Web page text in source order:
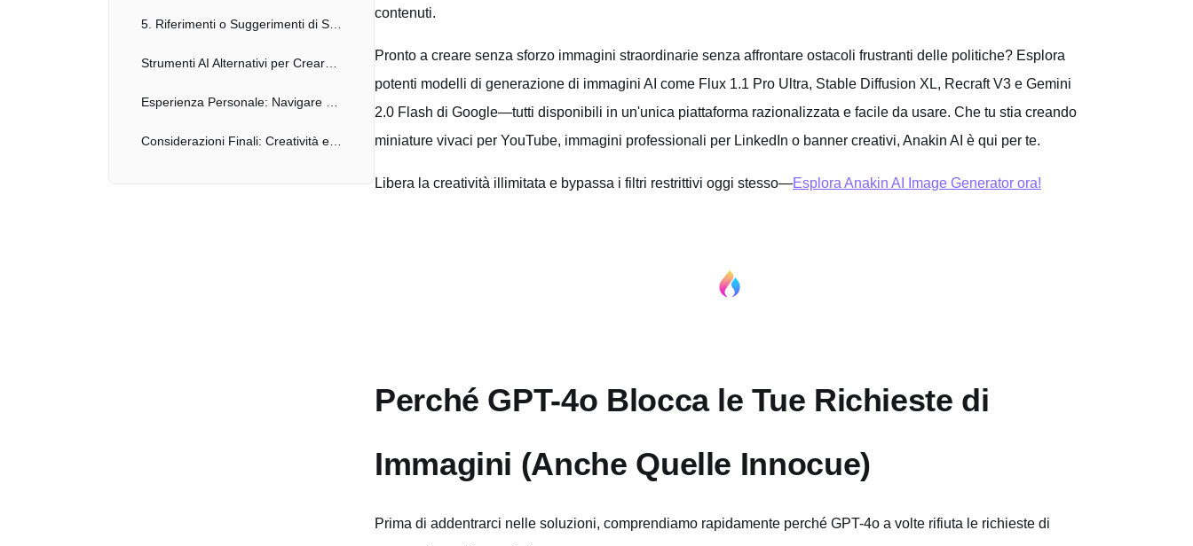
contenuti.
Pronto a creare senza sforzo immagini straordinarie senza affrontare ostacoli frustranti delle politiche? Esplora
potenti modelli di generazione di immagini AI come Flux 1.1 Pro Ultra, Stable Diffusion XL, Recraft V3 e Gemini
2.0 Flash di Google—tutti disponibili in un'unica piattaforma razionalizzata e facile da usare. Che tu stia creando
miniature vivaci per YouTube, immagini professionali per LinkedIn o banner creativi, Anakin AI è qui per te.
Libera la creatività illimitata e bypassa i filtri restrittivi oggi stesso—Esplora Anakin AI Image Generator ora!
Perché GPT-4o Blocca le Tue Richieste di
Immagini (Anche Quelle Innocue)
Prima di addentrarci nelle soluzioni, comprendiamo rapidamente perché GPT-4o a volte rifiuta le richieste di